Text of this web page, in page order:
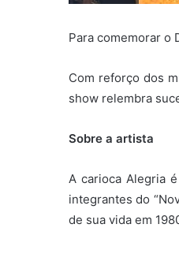
Para comemorar o
Com reforço dos
show relembra
Sobre a artista
A carioca Alegria
integrantes do
de sua vida em